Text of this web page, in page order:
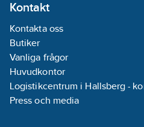
Kontakt
Kontakta oss
Butiker
Vanliga frågor
Huvudkontor
Logistikcentrum i Hallsberg -
Press och media